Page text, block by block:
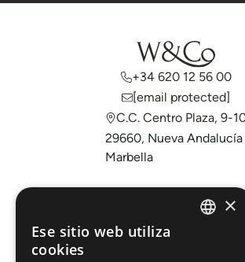
+34 620 12 56 00
[email protected]
C.C. Centro Plaza, 9-
29660, Nueva Andalucía
Marbella
×
Ese sitio web utiliza
cookies